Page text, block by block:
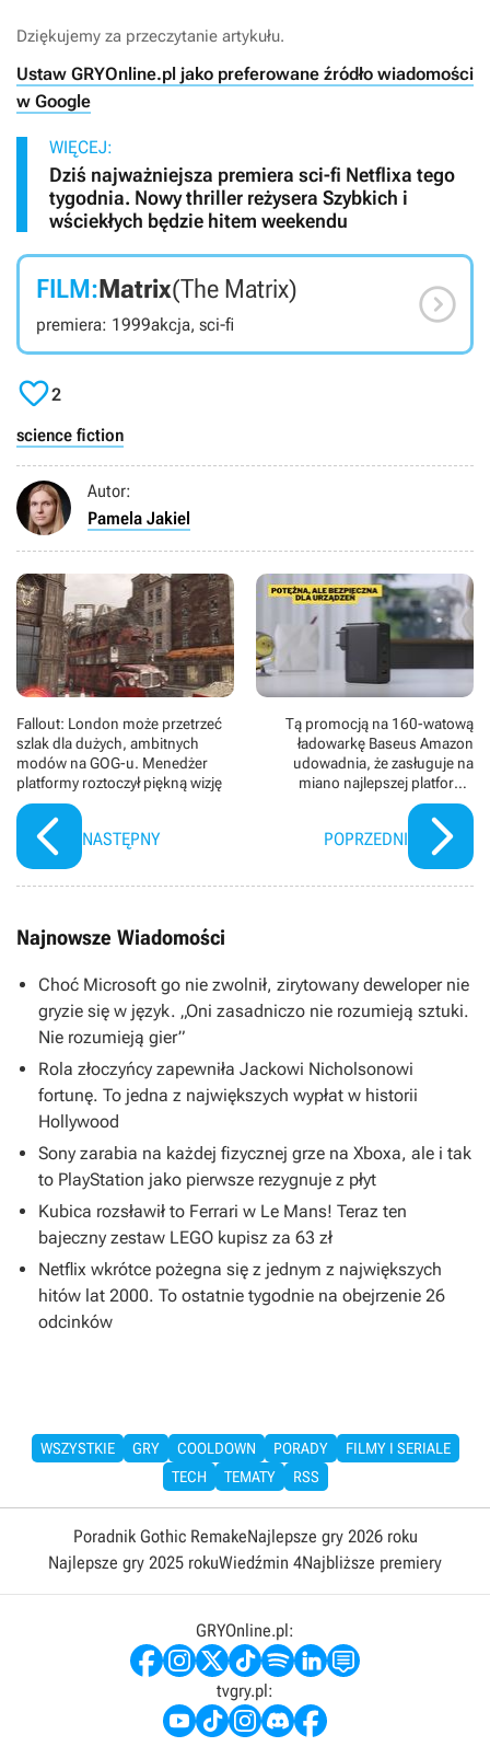
Dziękujemy za przeczytanie artykułu.
Ustaw GRYOnline.pl jako preferowane źródło wiadomości
w Google
WIĘCEJ:
Dziś najważniejsza premiera sci-fi Netflixa tego
tygodnia. Nowy thriller reżysera Szybkich i
wściekłych będzie hitem weekendu
FILM:Matrix(The Matrix)
premiera: 1999akcja, sci-fi 
2
science fiction
Autor:
Pamela Jakiel
Fallout: London może przetrzeć
szlak dla dużych, ambitnych
modów na GOG-u. Menedżer
platformy roztoczył piękną wizję
NASTĘPNY
Tą promocją na 160-watową
ładowarkę Baseus Amazon
udowadnia, że zasługuje na
miano najlepszej platformy
sprzedażowej na świecie. Tym
potworem naładujesz nie tylko
smartfona, ale też laptopa i
przenośną konsolę
POPRZEDNI
Najnowsze Wiadomości
Choć Microsoft go nie zwolnił, zirytowany deweloper nie
gryzie się w język. „Oni zasadniczo nie rozumieją sztuki.
Nie rozumieją gier”
Rola złoczyńcy zapewniła Jackowi Nicholsonowi
fortunę. To jedna z największych wypłat w historii
Hollywood
Sony zarabia na każdej fizycznej grze na Xboxa, ale i tak
to PlayStation jako pierwsze rezygnuje z płyt
Kubica rozsławił to Ferrari w Le Mans! Teraz ten
bajeczny zestaw LEGO kupisz za 63 zł
Netflix wkrótce pożegna się z jednym z największych
hitów lat 2000. To ostatnie tygodnie na obejrzenie 26
odcinków
WSZYSTKIE GRY COOLDOWN PORADY
FILMY I SERIALE
TECH
TEMATY RSS
Poradnik Gothic RemakeNajlepsze gry 2026 roku
Najlepsze gry 2025 rokuWiedźmin 4Najbliższe premiery
GRYOnline.pl:
tvgry.pl: